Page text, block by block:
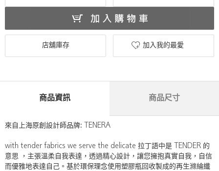
店舖庫存 加入我的最愛
商品資訊 商品尺寸
來自上海原創設計師品牌: TENERA
with tender fabrics we serve the delicate 拉丁語中是 TENDER 的
意思 ，主張溫柔自我表達，透過精心設計，讓您擁抱真實自我，自信
而優雅地表達自己。 基於環保理念使用塑膠瓶回收製成的再生滌綸纖